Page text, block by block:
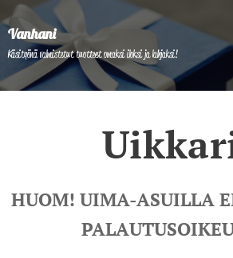
Vanhani
Käsityönä valmistetut tuotteet omaksi iloksi ja lahjaksi!
HUOM! UIMA-ASUILLA